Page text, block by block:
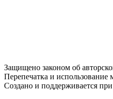
Защищено законом об
Перепечатка и использование
Создано и поддерживается